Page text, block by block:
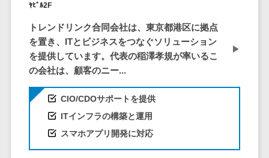
医薬品在庫管理システム>
電子薬歴システム>
不動産管理サービス>
不動産業務支援サービス>
不動産ホームページ制作>
データセンタ
ー監視自動化
クラウドバッ
デスクトップ
仮想化
IoT空調制御
IoTプラットフ
ォーム
ﾔﾋﾞﾙ2F
トレンドリンク合同会社は、東京都港区に拠点
を置き、ITとビジネスをつなぐソリューション
を提供しています。代表の稲澤孝規が率いるこ
の会社は、顧客のニー...
CIO/CDOサポートを提供
ITインフラの構築と運用
スマホアプリ開発に対応